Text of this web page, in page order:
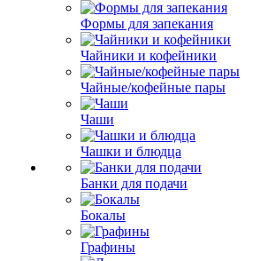
Формы для запекания
Чайники и кофейники
Чайные/кофейные пары
Чаши
Чашки и блюдца
Банки для подачи
Бокалы
Графины